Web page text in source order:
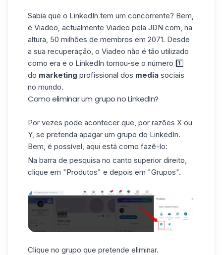
Sabia que o LinkedIn tem um concorrente? Bem,
é Viadeo, actualmente Viadeo pela JDN com, na
altura, 50 milhões de membros em 2071. Desde
a sua recuperação, o Viadeo não é tão utilizado
como era e o LinkedIn tornou-se o número 1️⃣
do marketing profissional dos media sociais
no mundo.
Como eliminar um grupo no LinkedIn?
Por vezes pode acontecer que, por razões X ou
Y, se pretenda apagar um grupo do LinkedIn.
Bem, é possível, aqui está como fazê-lo:
Na barra de pesquisa no canto superior direito,
clique em "Produtos" e depois em "Grupos".
Clique no grupo que pretende eliminar.